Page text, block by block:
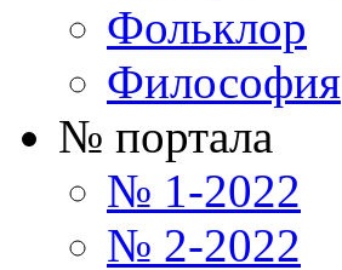
Фольклор
Философия
№ портала
№ 1-2022
№ 2-2022